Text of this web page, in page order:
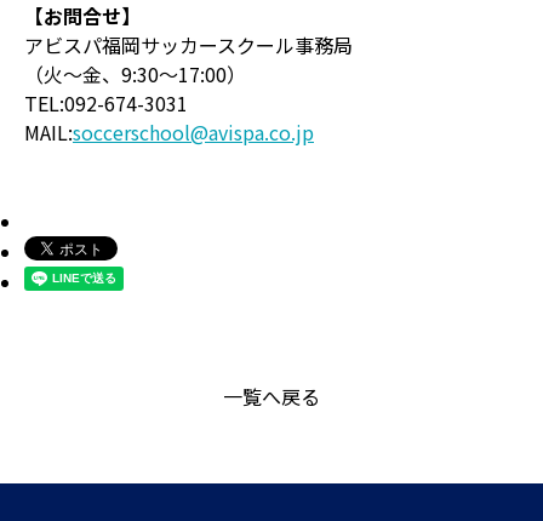
【お問合せ】
アビスパ福岡サッカースクール事務局
（火～金、9:30～17:00）
TEL:092-674-3031
MAIL:soccerschool@avispa.co.jp
一覧へ戻る